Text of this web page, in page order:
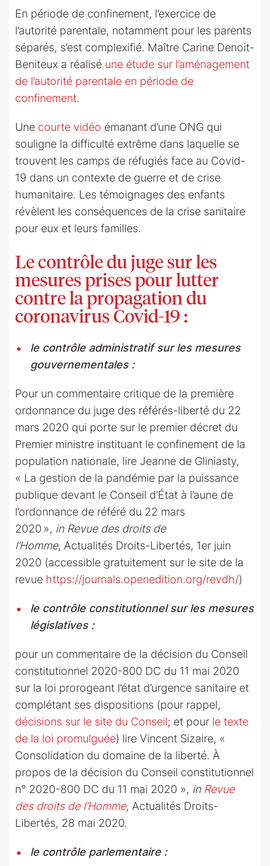
En période de confinement, l’exercice de
l’autorité parentale, notamment pour les parents
séparés, s’est complexifié. Maître Carine Denoit-
Beniteux a réalisé une étude sur l’aménagement
de l’autorité parentale en période de
confinement.
Une courte vidéo émanant d’une ONG qui
souligne la difficulté extrême dans laquelle se
trouvent les camps de réfugiés face au Covid-
19 dans un contexte de guerre et de crise
humanitaire. Les témoignages des enfants
révèlent les conséquences de la crise sanitaire
pour eux et leurs familles.
Le contrôle du juge sur les
mesures prises pour lutter
contre la propagation du
coronavirus Covid-19 :
le contrôle administratif sur les mesures
gouvernementales :
Pour un commentaire critique de la première
ordonnance du juge des référés-liberté du 22
mars 2020 qui porte sur le premier décret du
Premier ministre instituant le confinement de la
population nationale, lire Jeanne de Gliniasty,
« La gestion de la pandémie par la puissance
publique devant le Conseil d’État à l’aune de
l’ordonnance de référé du 22 mars
2020 », in Revue des droits de
l’Homme, Actualités Droits-Libertés, 1er juin
2020 (accessible gratuitement sur le site de la
revue https://journals.openedition.org/revdh/)
le contrôle constitutionnel sur les mesures
législatives :
pour un commentaire de la décision du Conseil
constitutionnel 2020-800 DC du 11 mai 2020
sur la loi prorogeant l’état d’urgence sanitaire et
complétant ses dispositions (pour rappel,
décisions sur le site du Conseil; et pour le texte
de la loi promulguée) lire Vincent Sizaire, «
Consolidation du domaine de la liberté. À
propos de la décision du Conseil constitutionnel
n° 2020-800 DC du 11 mai 2020 », in Revue
des droits de l’Homme, Actualités Droits-
Libertés, 28 mai 2020.
le contrôle parlementaire :